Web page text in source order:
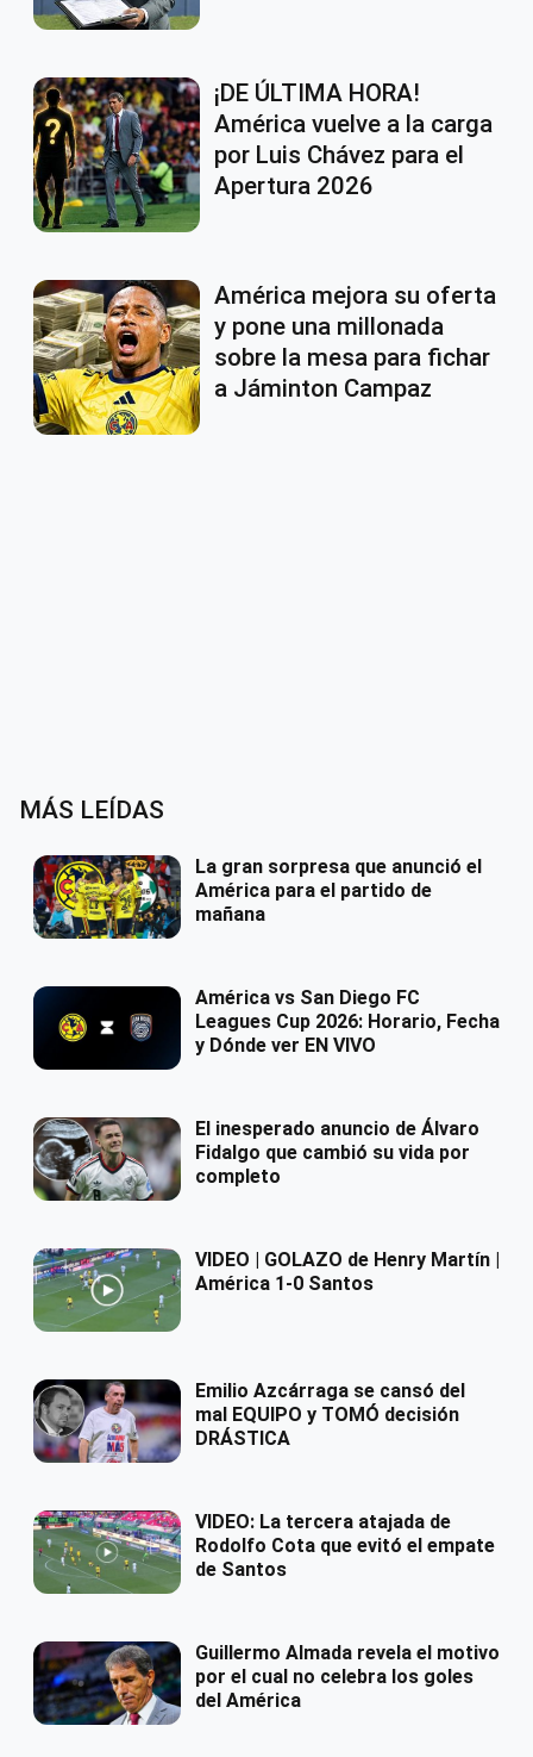
¡DE ÚLTIMA HORA!
América vuelve a la carga
por Luis Chávez para el
Apertura 2026
América mejora su oferta
y pone una millonada
sobre la mesa para fichar
a Jáminton Campaz
MÁS LEÍDAS
La gran sorpresa que anunció el
América para el partido de
mañana
América vs San Diego FC
Leagues Cup 2026: Horario, Fecha
y Dónde ver EN VIVO
El inesperado anuncio de Álvaro
Fidalgo que cambió su vida por
completo
VIDEO | GOLAZO de Henry Martín |
América 1-0 Santos
Emilio Azcárraga se cansó del
mal EQUIPO y TOMÓ decisión
DRÁSTICA
VIDEO: La tercera atajada de
Rodolfo Cota que evitó el empate
de Santos
Guillermo Almada revela el motivo
por el cual no celebra los goles
del América